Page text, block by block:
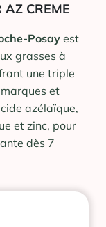
AZ CREME
Posay est
grasses à
une triple
et
azélaïque,
et zinc, pour
dès 7